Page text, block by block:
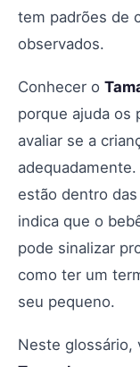
tem padrões de
observados.
Conhecer o
porque ajuda os
avaliar se a
estão dentro
indica que o
pode sinalizar
como ter um
seu pequeno.
Neste glossário,